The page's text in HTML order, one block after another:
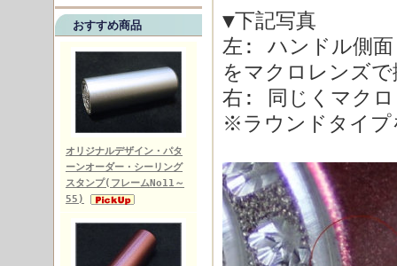
おすすめ商品
オリジナルデザイン・パタ
ーンオーダー・シーリング
スタンプ(フレームNo11～
55)
▼下記写真
左: ハンドル側面
をマクロレンズ
右: 同じくマクロ
※ラウンドタイプ